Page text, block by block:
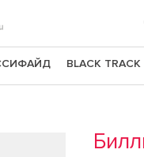
BLACK TRACK